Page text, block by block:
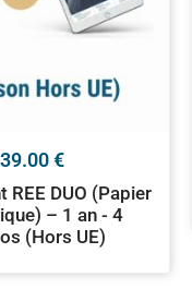
€
REE DUO (Papier
– 1 an - 4
(Hors UE)